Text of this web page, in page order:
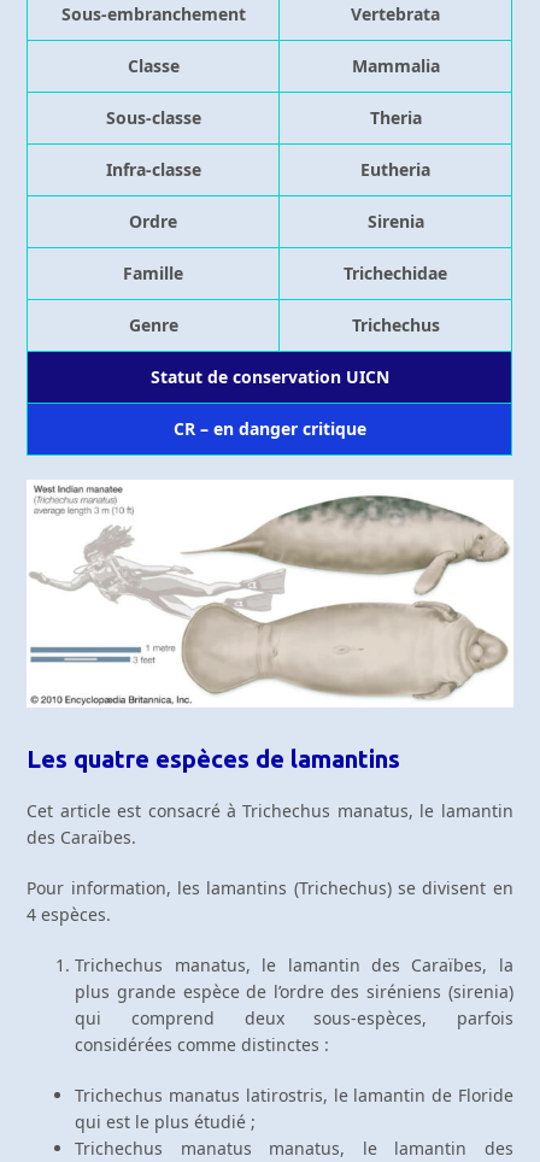
Sous-embranchement Vertebrata
Classe Mammalia
Sous-classe Theria
Infra-classe Eutheria
Ordre Sirenia
Famille Trichechidae
Genre Trichechus
Statut de conservation UICN
CR – en danger critique
Les quatre espèces de lamantins
Cet article est consacré à Trichechus manatus, le lamantin
des Caraïbes.
Pour information, les lamantins (Trichechus) se divisent en
4 espèces.
Trichechus manatus, le lamantin des Caraïbes, la
plus grande espèce de l’ordre des siréniens (sirenia)
qui comprend deux sous-espèces, parfois
considérées comme distinctes :
Trichechus manatus latirostris, le lamantin de Floride
qui est le plus étudié ;
Trichechus manatus manatus, le lamantin des